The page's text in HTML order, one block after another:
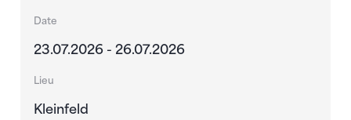
Date
23.07.2026 - 26.07.2026
Lieu
Kleinfeld